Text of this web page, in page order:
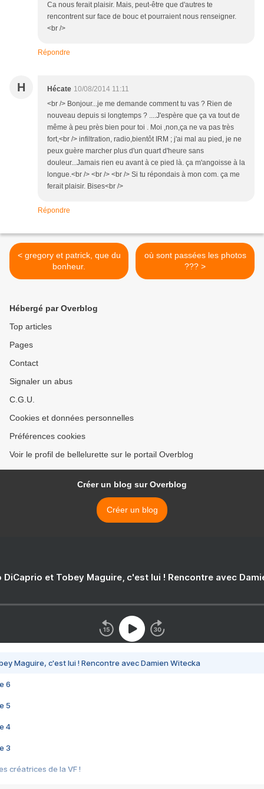
Ca nous ferait plaisir. Mais, peut-être que d'autres te
rencontrent sur face de bouc et pourraient nous renseigner.
<br />
Répondre
H Hécate 10/08/2014 11:11
<br /> Bonjour...je me demande comment tu vas ? Rien de
nouveau depuis si longtemps ? ....J'espère que ça va tout de
même à peu près bien pour toi . Moi ,non,ça ne va pas très
fort,<br /> infiltration, radio,bientôt IRM ; j'ai mal au pied, je ne
peux guère marcher plus d'un quart d'heure sans
douleur...Jamais rien eu avant à ce pied là. ça m'angoisse à la
longue.<br /> <br /> <br /> Si tu répondais à mon com. ça me
ferait plaisir. Bises<br />
Répondre
< gregory et patrick, que du
bonheur.
où sont passées les photos
??? >
Hébergé par Overblog
Top articles
Pages
Contact
Signaler un abus
C.G.U.
Cookies et données personnelles
Préférences cookies
Voir le profil de bellelurette sur le portail Overblog
Créer un blog sur Overblog
Créer un blog
DiCaprio et Tobey Maguire, c'est lui ! Rencontre avec
Maguire, c'est lui ! Rencontre avec Damien Witecka
6
5
4
3
créatrices de la VF !